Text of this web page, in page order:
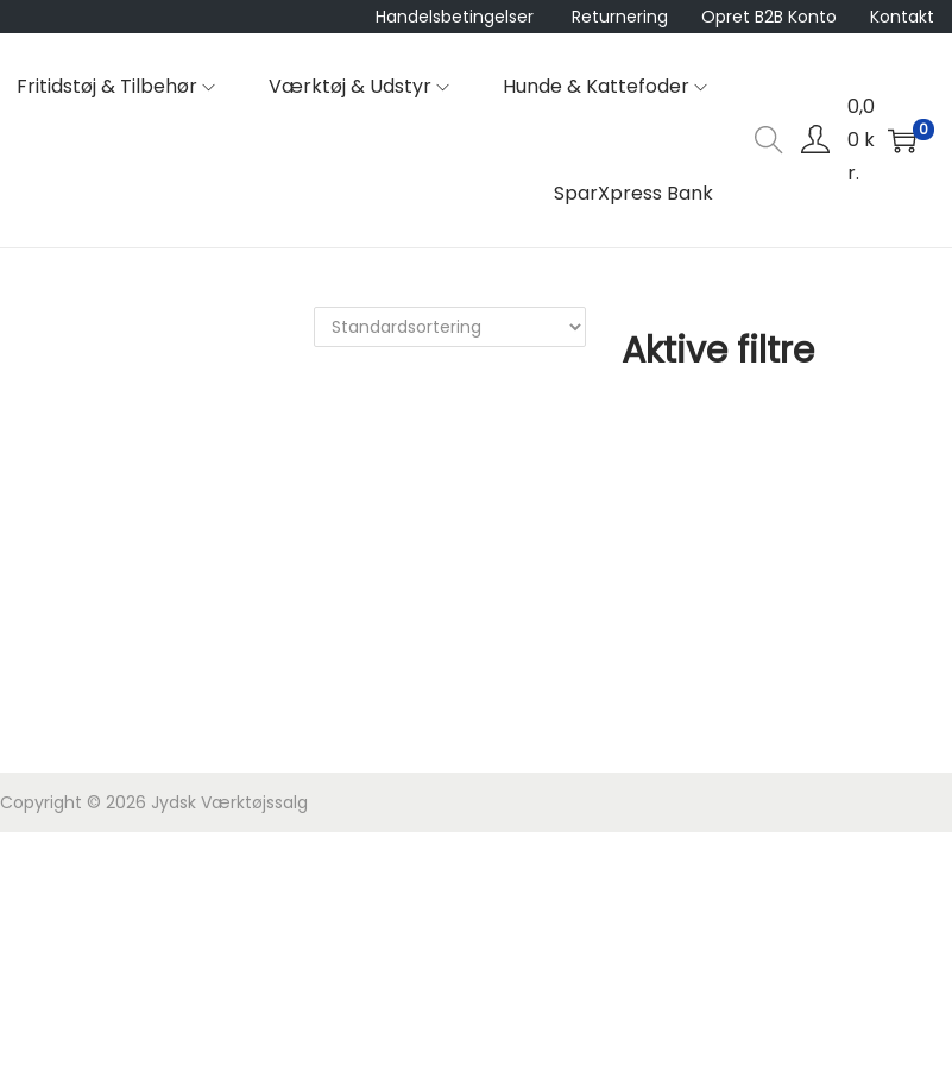
Handelsbetingelser Returnering Opret B2B Konto Kontakt
Fritidstøj & Tilbehør Værktøj & Udstyr Hunde & Kattefoder
SparXpress Bank
0,0
0 k
r.
0
Aktive filtre
Copyright © 2026 Jydsk Værktøjssalg